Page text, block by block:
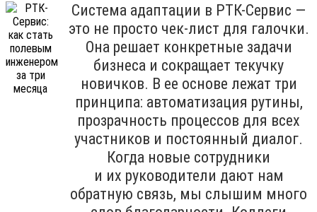
Система адаптации в РТК-Сервис —
это не просто чек-лист для галочки.
Она решает конкретные задачи
бизнеса и сокращает текучку
новичков. В ее основе лежат три
принципа: автоматизация рутины,
прозрачность процессов для всех
участников и постоянный диалог.
Когда новые сотрудники
и их руководители дают нам
обратную связь, мы слышим много